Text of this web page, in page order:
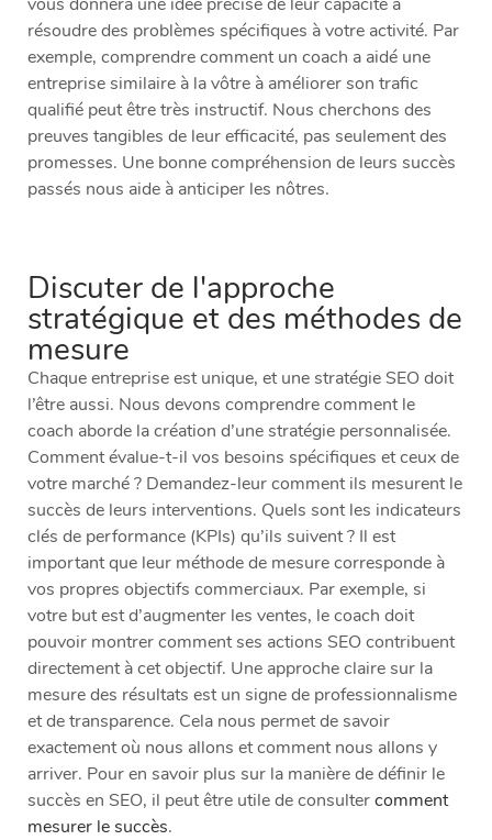
résoudre des problèmes spécifiques à votre activité. Par
exemple, comprendre comment un coach a aidé une
entreprise similaire à la vôtre à améliorer son trafic
qualifié peut être très instructif. Nous cherchons des
preuves tangibles de leur efficacité, pas seulement des
promesses. Une bonne compréhension de leurs succès
passés nous aide à anticiper les nôtres.
Discuter de l'approche
stratégique et des méthodes de
mesure
Chaque entreprise est unique, et une stratégie SEO doit
l’être aussi. Nous devons comprendre comment le
coach aborde la création d’une stratégie personnalisée.
Comment évalue-t-il vos besoins spécifiques et ceux de
votre marché ? Demandez-leur comment ils mesurent le
succès de leurs interventions. Quels sont les indicateurs
clés de performance (KPIs) qu’ils suivent ? Il est
important que leur méthode de mesure corresponde à
vos propres objectifs commerciaux. Par exemple, si
votre but est d’augmenter les ventes, le coach doit
pouvoir montrer comment ses actions SEO contribuent
directement à cet objectif. Une approche claire sur la
mesure des résultats est un signe de professionnalisme
et de transparence. Cela nous permet de savoir
exactement où nous allons et comment nous allons y
arriver. Pour en savoir plus sur la manière de définir le
succès en SEO, il peut être utile de consultercomment
mesurer le succès.